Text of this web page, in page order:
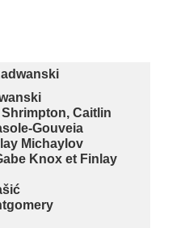
Shrimpton, Caitlin
Gouveia
Michaylov
Knox et Finlay